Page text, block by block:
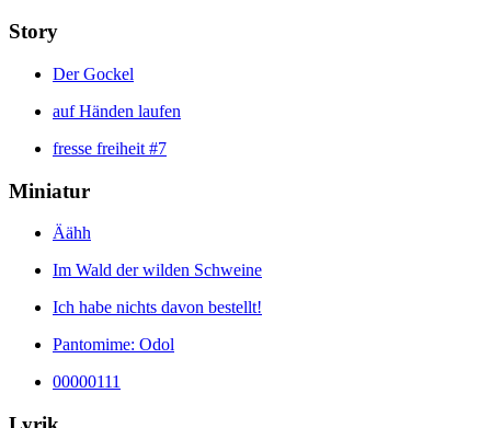
Story
Der Gockel
auf Händen laufen
fresse freiheit #7
Miniatur
Äähh
Im Wald der wilden Schweine
Ich habe nichts davon bestellt!
Pantomime: Odol
00000111